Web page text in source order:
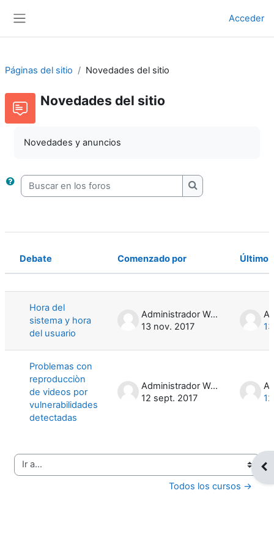
Acceder
Páginas del sitio Novedades del sitio
Novedades del sitio
Novedades y anuncios
Buscar en los foros
Buscar en los foros
Estado
Debate Comenzado por Último
Hora del
sistema y hora
del usuario
Administrador Web
13 nov. 2017
Problemas con
reproducciòn
de videos por
vulnerabilidades
detectadas
Administrador Web
12 sept. 2017
Ir a...
Todos los cursos →